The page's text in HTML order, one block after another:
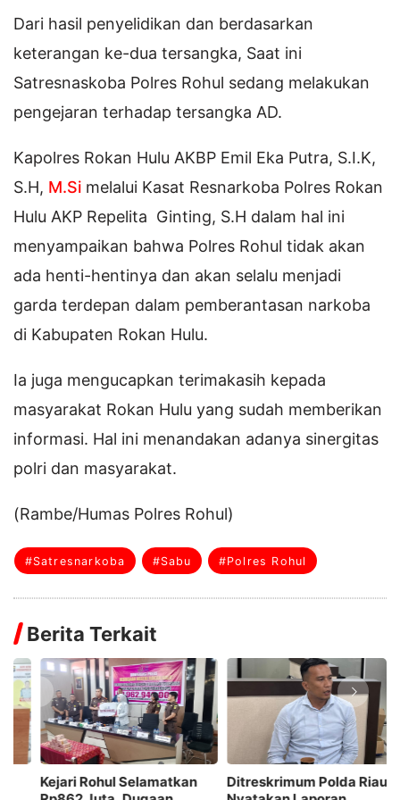
Dari hasil penyelidikan dan berdasarkan
keterangan ke-dua tersangka, Saat ini
Satresnaskoba Polres Rohul sedang melakukan
pengejaran terhadap tersangka AD.
Kapolres Rokan Hulu AKBP Emil Eka Putra, S.I.K,
S.H, M.Si melalui Kasat Resnarkoba Polres Rokan
Hulu AKP Repelita Ginting, S.H dalam hal ini
menyampaikan bahwa Polres Rohul tidak akan
ada henti-hentinya dan akan selalu menjadi
garda terdepan dalam pemberantasan narkoba
di Kabupaten Rokan Hulu.
Ia juga mengucapkan terimakasih kepada
masyarakat Rokan Hulu yang sudah memberikan
informasi. Hal ini menandakan adanya sinergitas
polri dan masyarakat.
(Rambe/Humas Polres Rohul)
#Satresnarkoba #Sabu #Polres Rohul
Berita Terkait
Ditreskrimum Polda Riau
Komitment Berantas